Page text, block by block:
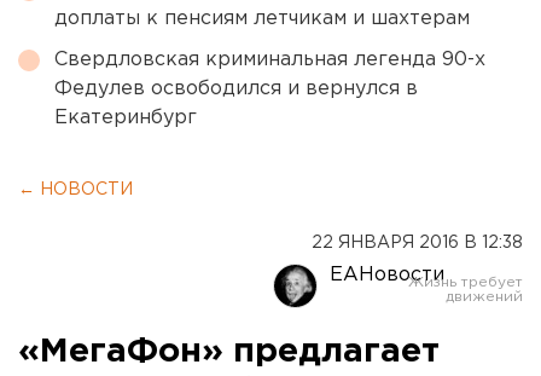
доплаты к пенсиям летчикам и шахтерам
Свердловская криминальная легенда 90-х
Федулев освободился и вернулся в
Екатеринбург
← НОВОСТИ
22 ЯНВАРЯ 2016 В 12:38
ЕАНовости
«МегаФон» предлагает